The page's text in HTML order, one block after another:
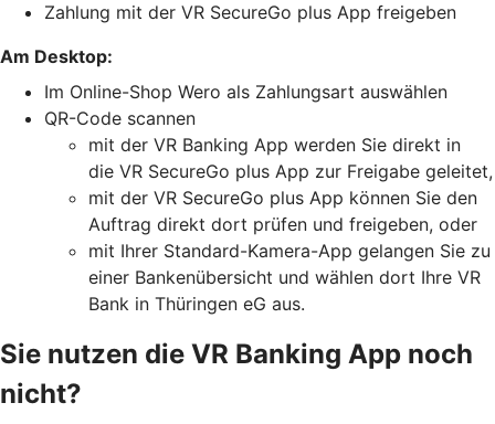
Zahlung mit der VR SecureGo plus App freigeben
Am Desktop:
Im Online-Shop Wero als Zahlungsart auswählen
QR-Code scannen
mit der VR Banking App werden Sie direkt in
die VR SecureGo plus App zur Freigabe geleitet,
mit der VR SecureGo plus App können Sie den
Auftrag direkt dort prüfen und freigeben, oder
mit Ihrer Standard-Kamera-App gelangen Sie zu
einer Bankenübersicht und wählen dort Ihre VR
Bank in Thüringen eG aus.
Sie nutzen die VR Banking App noch
nicht?